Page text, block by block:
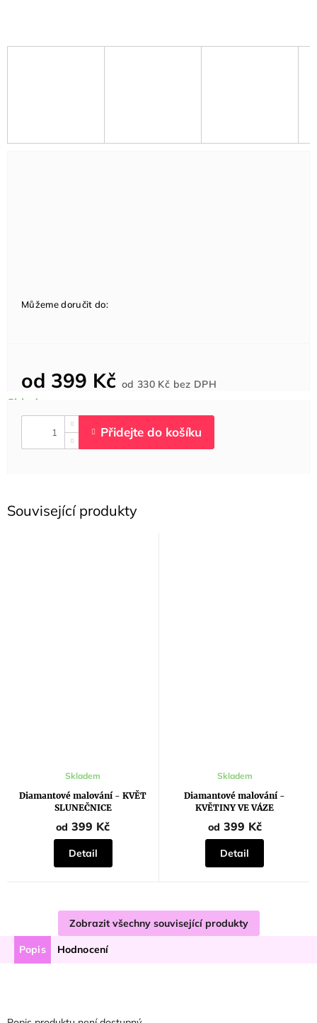
od 399 Kč od330 Kč bez DPHcena:
Můžeme doručit do:
Související produkty
Diamantové malování - KVĚT
SLUNEČNICE
Průměrné
produktu
je
5,0
z
5
hvězdiček.
Skladem
od 399 Kč
Detail
Diamantové malování -
KVĚTINY VE VÁZE
Skladem
od 399 Kč
Detail
Zobrazit všechny související produkty
Popis Hodnocení